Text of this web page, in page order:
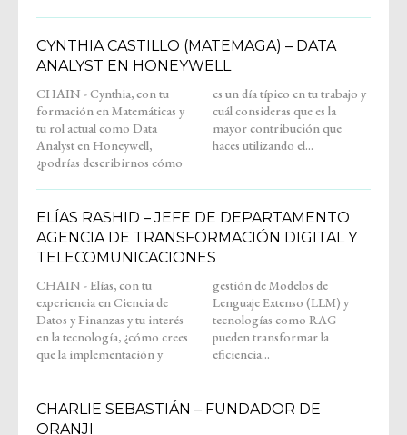
CYNTHIA CASTILLO (MATEMAGA) – DATA
ANALYST EN HONEYWELL
CHAIN - Cynthia, con tu
formación en Matemáticas y
tu rol actual como Data
Analyst en Honeywell,
¿podrías describirnos cómo
es un día típico en tu trabajo y
cuál consideras que es la
mayor contribución que
haces utilizando el...
ELÍAS RASHID – JEFE DE DEPARTAMENTO
AGENCIA DE TRANSFORMACIÓN DIGITAL Y
TELECOMUNICACIONES
CHAIN - Elías, con tu
experiencia en Ciencia de
Datos y Finanzas y tu interés
en la tecnología, ¿cómo crees
que la implementación y
gestión de Modelos de
Lenguaje Extenso (LLM) y
tecnologías como RAG
pueden transformar la
eficiencia...
CHARLIE SEBASTIÁN – FUNDADOR DE
ORANJI